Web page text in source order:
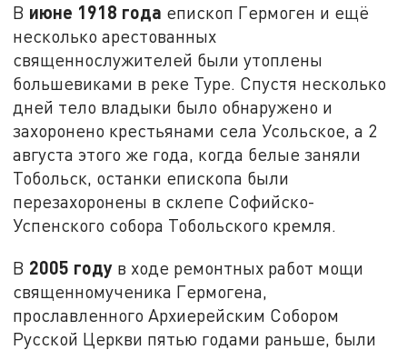
В июне 1918 года епископ Гермоген и ещё
несколько арестованных
священнослужителей были утоплены
большевиками в реке Туре. Спустя несколько
дней тело владыки было обнаружено и
захоронено крестьянами села Усольское, а 2
августа этого же года, когда белые заняли
Тобольск, останки епископа были
перезахоронены в склепе Софийско-
Успенского собора Тобольского кремля.
В 2005 году в ходе ремонтных работ мощи
священномученика Гермогена,
прославленного Архиерейским Собором
Русской Церкви пятью годами раньше, были